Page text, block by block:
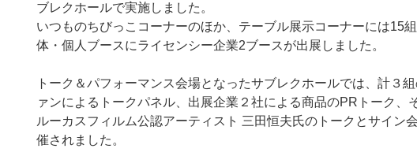
ブレクホールで実施しました。
いつものちびっこコーナーのほか、テーブル展示コーナーには15
体・個人ブースにライセンシー企業2ブースが出展しました。
トーク＆パフォーマンス会場となったサブレクホールでは、計３組
ァンによるトークパネル、出展企業２社による商品のPRトーク、
ルーカスフィルム公認アーティスト 三田恒夫氏のトークとサイン
催されました。